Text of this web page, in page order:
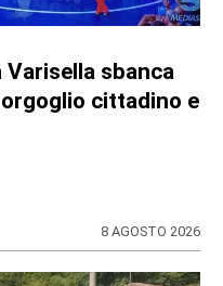
sbanca
cittadino e
8 AGOSTO 2026